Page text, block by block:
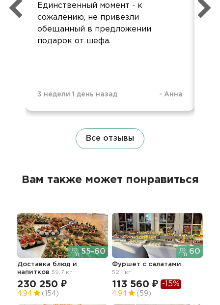
Единственный момент - к
сожалению, не привезли
обещанный в предложении
подарок от шефа.
3 недели 1 день назад - Анна
Все отзывы
Вам также может понравиться
55-60
Доставка блюд и
напитков 59.7 кг
230 250 ₽
4.94 (154)
60
Фуршет с салатами
52.1 кг
113 560 ₽ -15%
4.94 (59)